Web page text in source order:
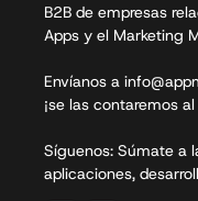
B2B de empresas
Apps y el Marketing
Envíanos a
¡se las contaremos
Síguenos: Súmate a
aplicaciones,